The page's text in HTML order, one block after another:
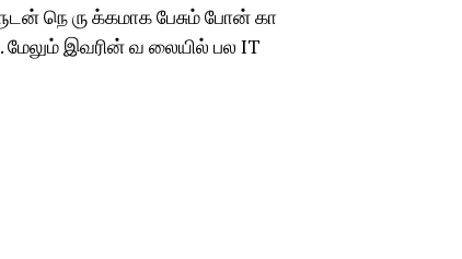
நெ ரு க்கமாக பேசும் போன் கா
இவரின் வ லையில் பல IT